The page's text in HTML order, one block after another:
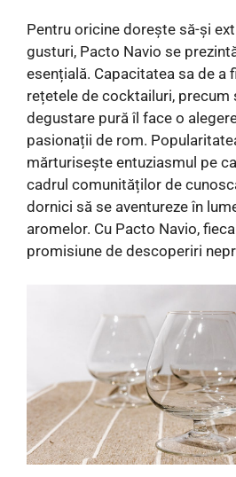
Pentru oricine dorește să-și
gusturi, Pacto Navio se
esențială. Capacitatea sa de a
rețetele de cocktailuri, precum
degustare pură îl face o
pasionații de rom.
mărturisește entuziasmul pe
cadrul comunităților de
dornici să se aventureze în
aromelor. Cu Pacto Navio,
promisiune de descoperiri